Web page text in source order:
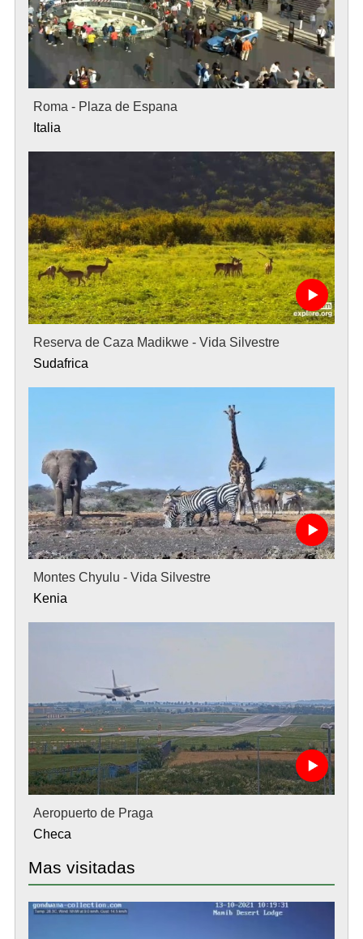
Roma - Plaza de Espana
Italia
Reserva de Caza Madikwe - Vida Silvestre
Sudafrica
Montes Chyulu - Vida Silvestre
Kenia
Aeropuerto de Praga
Checa
Mas visitadas